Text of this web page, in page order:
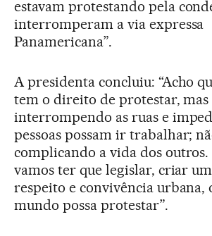
estavam protestando pela
interromperam a via expressa
Panamericana”.
A presidenta concluiu: “Acho
tem o direito de protestar, mas
interrompendo as ruas e
pessoas possam ir trabalhar;
complicando a vida dos outros.
vamos ter que legislar, criar
respeito e convivência urbana,
mundo possa protestar”.